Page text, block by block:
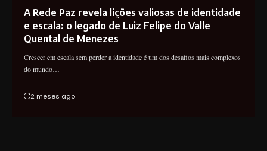
A Rede Paz revela lições valiosas de identidade
e escala: o legado de Luiz Felipe do Valle
Quental de Menezes
Crescer em escala sem perder a identidade é um dos desafios mais complexos
do mundo…
2 meses ago